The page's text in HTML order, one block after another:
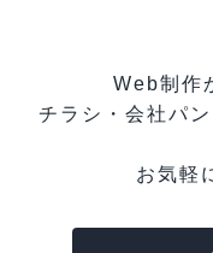
Web制作
チラシ・会社パ
お気軽